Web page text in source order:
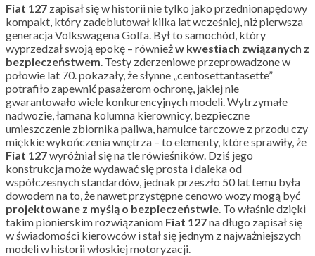
Fiat 127 zapisał się w historii nie tylko jako przednionapędowy
kompakt, który zadebiutował kilka lat wcześniej, niż pierwsza
generacja Volkswagena Golfa. Był to samochód, który
wyprzedzał swoją epokę – równieżw kwestiach związanych z
bezpieczeństwem . Testy zderzeniowe przeprowadzone w
połowie lat 70. pokazały, że słynne „centosettantasette”
potrafiło zapewnić pasażerom ochronę, jakiej nie
gwarantowało wiele konkurencyjnych modeli. Wytrzymałe
nadwozie, łamana kolumna kierownicy, bezpieczne
umieszczenie zbiornika paliwa, hamulce tarczowe z przodu czy
miękkie wykończenia wnętrza – to elementy, które sprawiły, że
Fiat 127wyróżniał się na tle rówieśników. Dziś jego
konstrukcja może wydawać się prosta i daleka od
współczesnych standardów, jednak przeszło 50 lat temu była
dowodem na to, że nawet przystępne cenowo wozy mogą być
projektowane z myślą o bezpieczeństwie . To właśnie dzięki
takim pionierskim rozwiązaniom Fiat 127na długo zapisał się
w świadomości kierowców i stał się jednym z najważniejszych
modeli w historii włoskiej motoryzacji.